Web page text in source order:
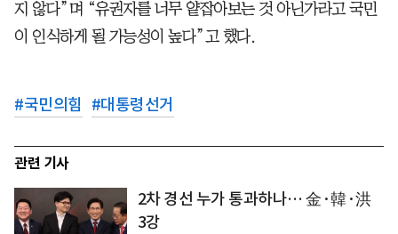
지 않다”며 “유권자를 너무 얕잡아보는 것 아닌가라고 국민
이 인식하게 될 가능성이 높다”고 했다.
#국민의힘 #대통령선거
관련 기사
2차 경선 누가 통과하나… 金·韓·洪
3강